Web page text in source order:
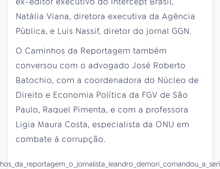
Natália Viana, diretora executiva da Agência
Pública, e Luis Nassif, diretor do jornal GGN.
O Caminhos da Reportagem também
conversou com o advogado José Roberto
Batochio, com a coordenadora do Núcleo de
Direito e Economia Política da FGV de São
Paulo, Raquel Pimenta, e com a professora
Ligia Maura Costa, especialista da ONU em
combate à corrupção.